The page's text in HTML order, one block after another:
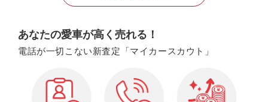
あなたの愛車が高く売れる！
電話が一切こない新査定「マイカースカウト」